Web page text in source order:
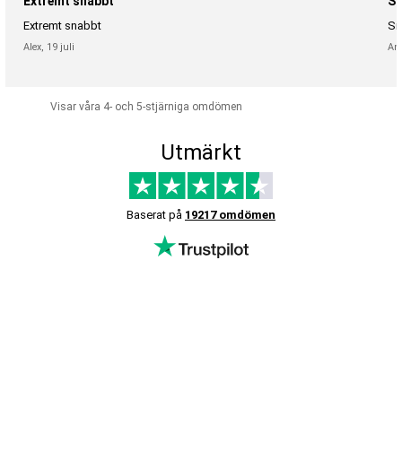
Extremt snabbt
Alex, 19 juli
Visar våra 4- och 5-stjärniga omdömen
Utmärkt
Baserat på 19217 omdömen